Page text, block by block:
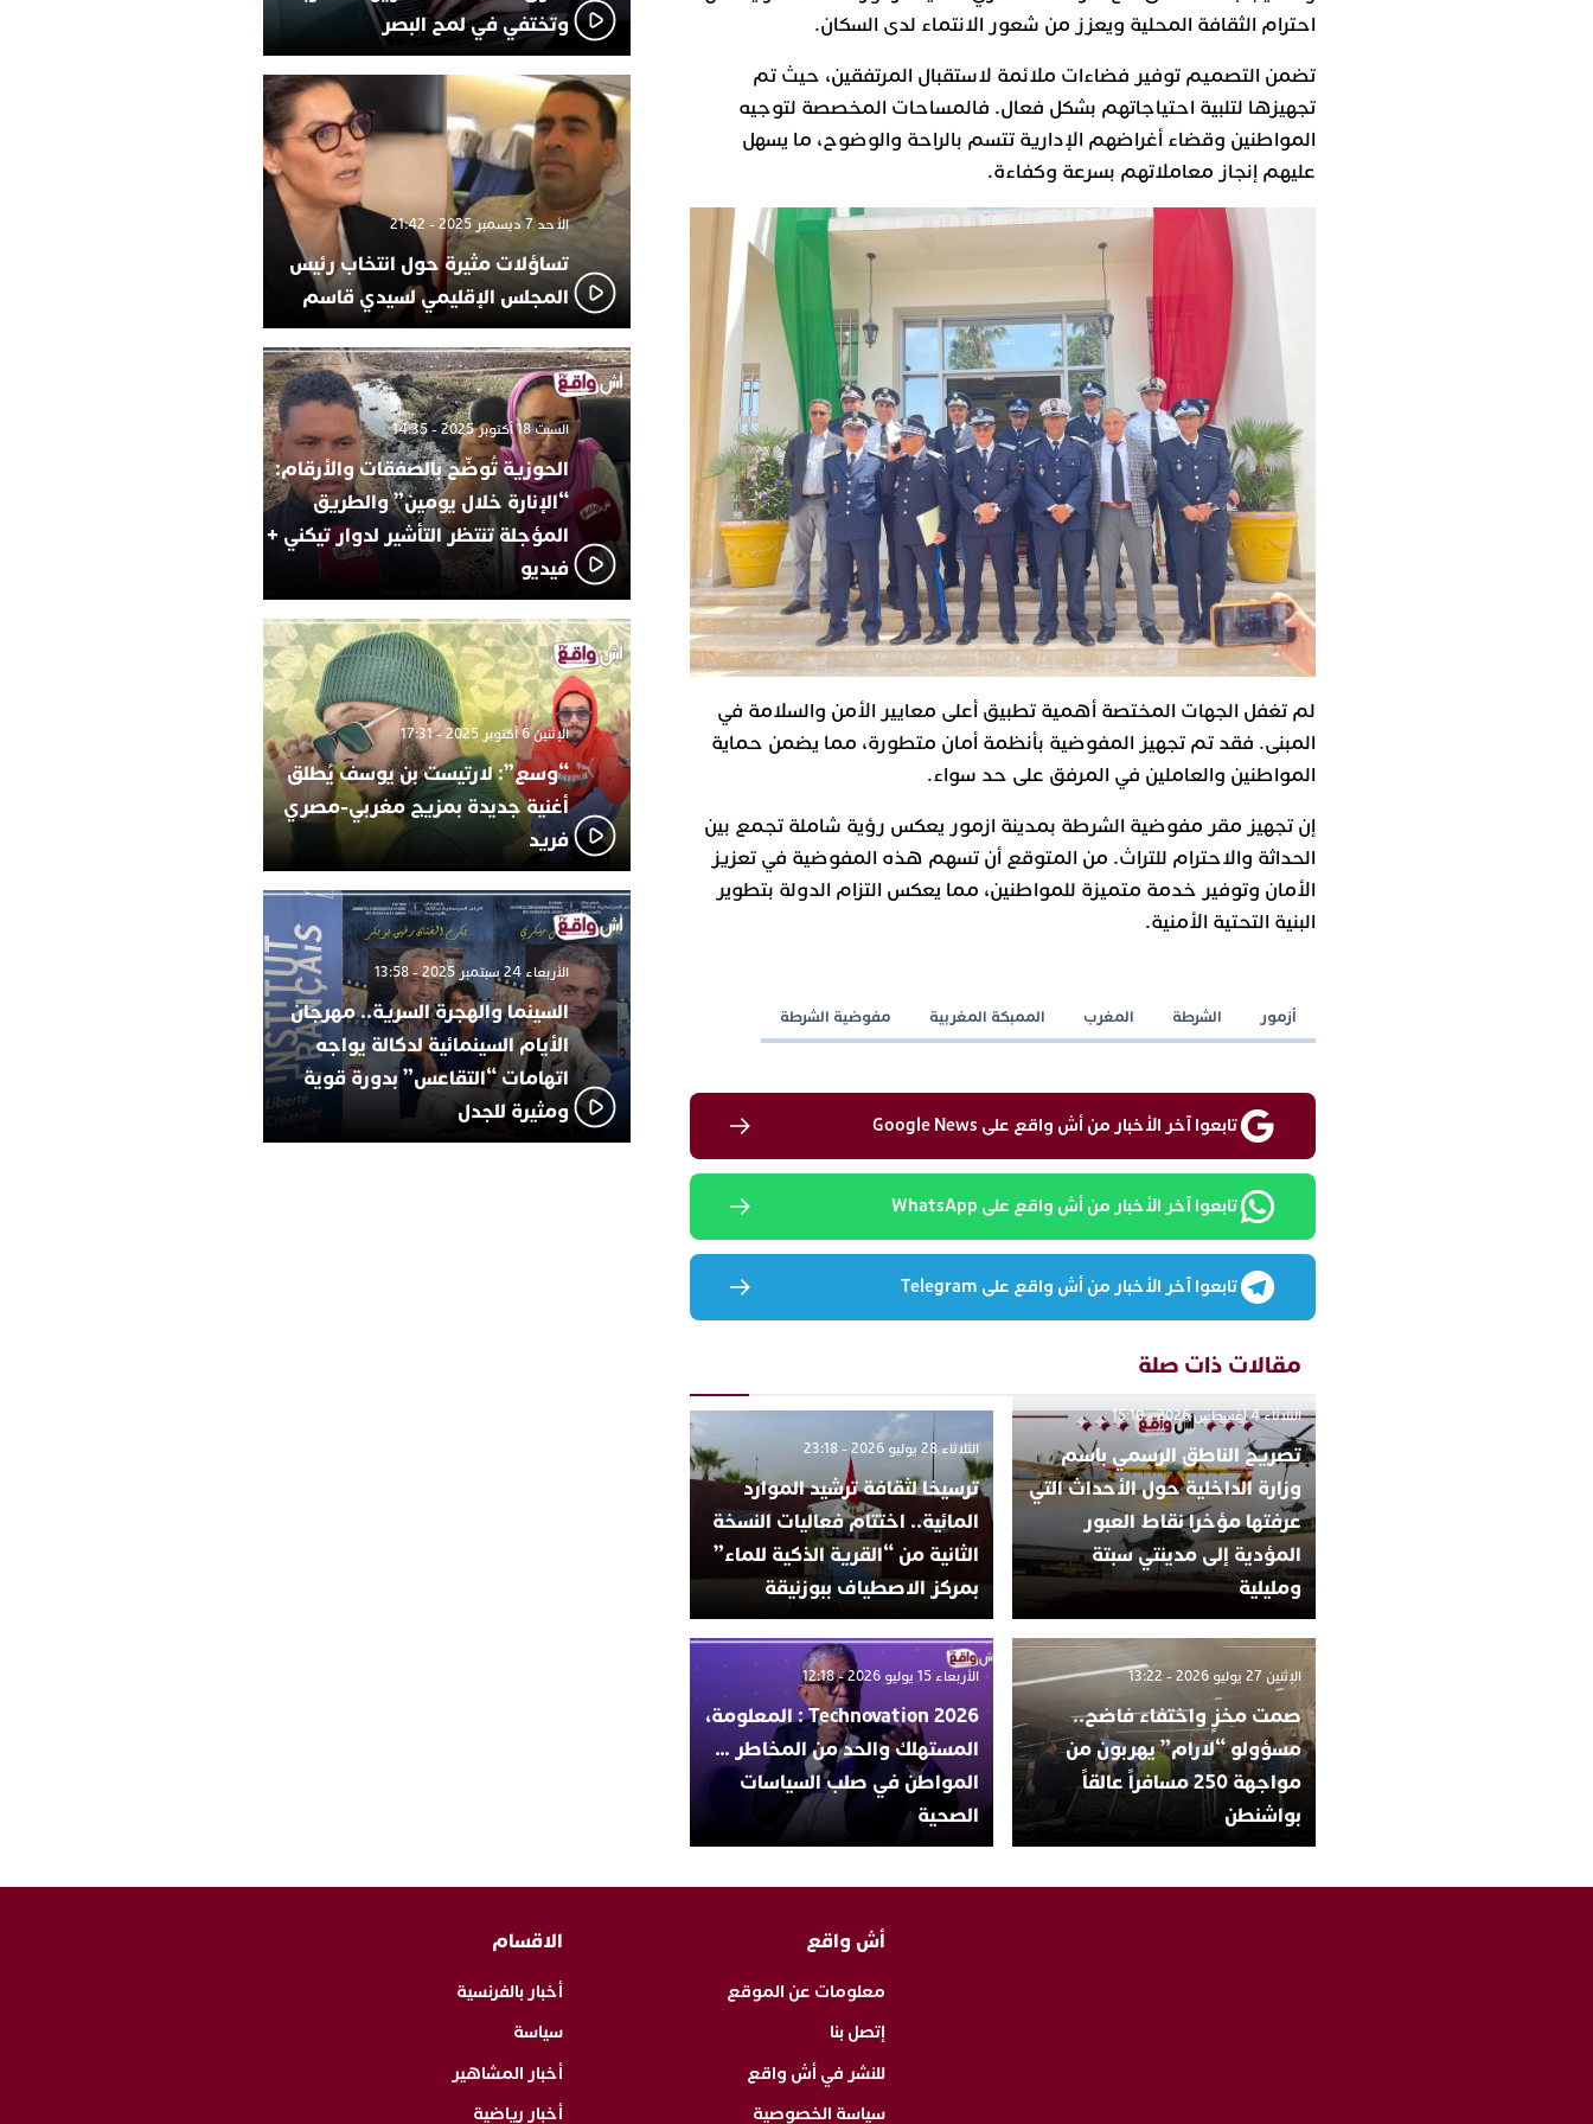
احترام الثقافة المحلية ويعزز من شعور الانتماء لدى السكان.
تضمن التصميم توفير فضاءات ملائمة لاستقبال المرتفقين، حيث تم
تجهيزها لتلبية احتياجاتهم بشكل فعال. فالمساحات المخصصة لتوجيه
المواطنين وقضاء أغراضهم الإدارية تتسم بالراحة والوضوح، ما يسهل
عليهم إنجاز معاملاتهم بسرعة وكفاءة.
لم تغفل الجهات المختصة أهمية تطبيق أعلى معايير الأمن والسلامة في
المبنى. فقد تم تجهيز المفوضية بأنظمة أمان متطورة، مما يضمن حماية
المواطنين والعاملين في المرفق على حد سواء.
إن تجهيز مقر مفوضية الشرطة بمدينة ازمور يعكس رؤية شاملة تجمع بين
الحداثة والاحترام للتراث. من المتوقع أن تسهم هذه المفوضية في تعزيز
الأمان وتوفير خدمة متميزة للمواطنين، مما يعكس التزام الدولة بتطوير
البنية التحتية الأمنية.
أزمور الشرطة المغرب الممبكة المغربية مفوضية الشرطة
تابعوا آخر الأخبار من أش واقع على Google News
تابعوا آخر الأخبار من أش واقع على WhatsApp
تابعوا آخر الأخبار من أش واقع على Telegram
مقالات ذات صلة
الثلاثاء 4 أغسطس 2026 - 15:10
تصريح الناطق الرسمي باسم
وزارة الداخلية حول الأحداث التي
عرفتها مؤخرا نقاط العبور
المؤدية إلى مدينتي سبتة
ومليلية
الثلاثاء 28 يوليو 2026 - 23:18
ترسيخا لثقافة ترشيد الموارد
المائية.. اختتام فعاليات النسخة
الثانية من “القرية الذكية للماء”
بمركز الاصطياف ببوزنيقة
الإثنين 27 يوليو 2026 - 13:22
صمت مخزٍ واختفاء فاضح..
مسؤولو “لارام” يهربون من
مواجهة 250 مسافراً عالقاً
بواشنطن
الأربعاء 15 يوليو 2026 - 12:18
Technovation 2026 : المعلومة،
المستهلك والحد من المخاطر …
المواطن في صلب السياسات
الصحية
وتختفي في لمح البصر
الأحد 7 ديسمبر 2025 - 21:42
تساؤلات مثيرة حول انتخاب رئيس
المجلس الإقليمي لسيدي قاسم
السبت 18 أكتوبر 2025 - 14:35
الحوزية تُوضّح بالصفقات والأرقام:
“الإنارة خلال يومين” والطريق
المؤجلة تنتظر التأشير لدوار تيكني +
فيديو
الإثنين 6 أكتوبر 2025 - 17:31
“وسع”: لارتيست بن يوسف يُطلق
أغنية جديدة بمزيج مغربي-مصري
فريد
الأربعاء 24 سبتمبر 2025 - 13:58
السينما والهجرة السرية.. مهرجان
الأيام السينمائية لدكالة يواجه
اتهامات “التقاعس” بدورة قوية
ومثيرة للجدل
أش واقع
معلومات عن الموقع
إتصل بنا
للنشر في أش واقع
سياسة الخصوصية
الاقسام
أخبار بالفرنسية
سياسة
أخبار المشاهير
أخبار رياضية